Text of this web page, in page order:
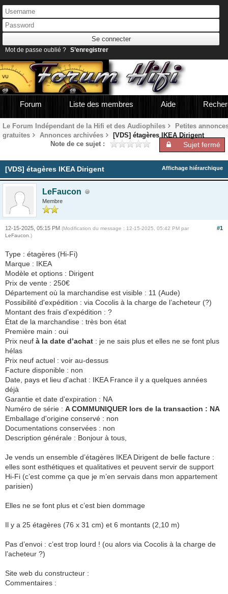
Mot de passe oublié ? S’enregistrer
Forum Liste des membres Aide
Le Forum Indépendant de la Hifi et des Audiophiles
Petites
gratuites
Annonces archivées [VDS] étagères IKEA Dirigent
Sujet fermé
Note de ce sujet :
Affichage hiérarchique
[VDS] étagères IKEA Dirigent
LeFaucon
Membre
#1
12-15-2025, 05:15 PM (Modification du message : 12-15-2025, 05:42 PM par
LeFaucon .)
Type : étagères (Hi-Fi)
Marque : IKEA
Modèle et options : Dirigent
Prix de vente : 250€
Département où la marchandise est visible : 11 (Aude)
Possibilité d'expédition : via Cocolis à la charge de l’acheteur (?)
Montant des frais d'expédition : ?
État de la marchandise : très bon état
Première main : oui
Prix neuf à la date d’achat : je ne sais plus et elles ne se font plus
hélas
Prix neuf actuel : voir au-dessus
Facture disponible : non
Date, pays et lieu d'achat : IKEA France il y a quelques années
déjà
Garantie et date d'expiration : NA
Numéro de série : A COMMUNIQUER lors de la transaction : NA
Emballage d'origine conservé : non
Documentations conservées : non
Description générale : Bonjour à tous,
Je vends un ensemble d’étagères IKEA Dirigent de belle facture :
elles sont esthétiques et qualitatives et peuvent servir de support
Hi-Fi (c’est comme ça que je m’en servais dans mon appartement
parisien)
Elles ne se font plus et c’est bien dommage
Il y a 25 étagères (76 x 31 cm) et 6 montants (2,10 m)
Pas d’envoi : c’est trop lourd ! (ou alors via Cocolis à la charge de
l’acheteur ?)
Site web du constructeur :
Commentaires :